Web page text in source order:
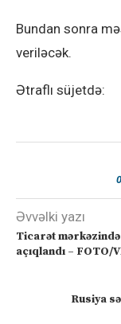
Bundan sonra
veriləcək.
Ətraflı süjetdə:
0
Əvvəlki yazı
Ticarət mərkəzində
açıqlandı – FOTO/
Rusiya